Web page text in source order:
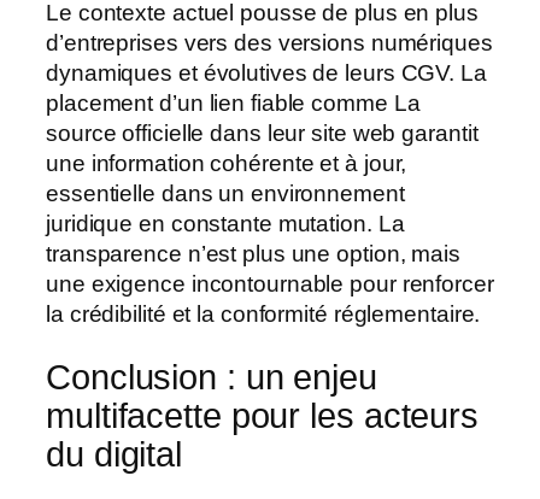
Le contexte actuel pousse de plus en plus
d’entreprises vers des versions numériques
dynamiques et évolutives de leurs CGV. La
placement d’un lien fiable comme La
source officielle dans leur site web garantit
une information cohérente et à jour,
essentielle dans un environnement
juridique en constante mutation. La
transparence n’est plus une option, mais
une exigence incontournable pour renforcer
la crédibilité et la conformité réglementaire.
Conclusion : un enjeu
multifacette pour les acteurs
du digital